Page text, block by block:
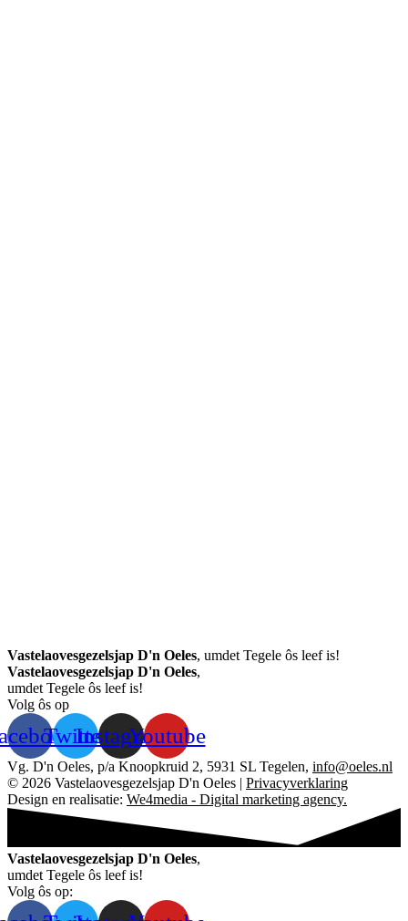
Vastelaovesgezelsjap D'n Oeles, umdet Tegele ôs leef is!
Vastelaovesgezelsjap D'n Oeles,
umdet Tegele ôs leef is!
Volg ôs op
TwitterInstagramYoutube
Vg. D'n Oeles, p/a Knoopkruid 2, 5931 SL Tegelen, info@oeles.nl
© 2026 Vastelaovesgezelsjap D'n Oeles | Privacyverklaring
Design en realisatie: We4media - Digital marketing agency.
Vastelaovesgezelsjap D'n Oeles,
umdet Tegele ôs leef is!
Volg ôs op: